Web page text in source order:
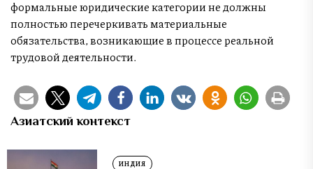
формальные юридические категории не должны
полностью перечеркивать материальные
обязательства, возникающие в процессе реальной
трудовой деятельности.
Азиатский контекст
ИНДИЯ